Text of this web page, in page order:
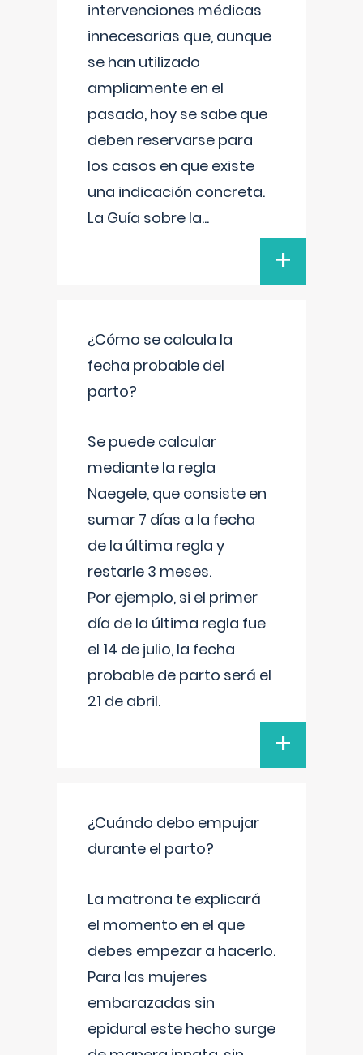
intervenciones médicas
innecesarias que, aunque
se han utilizado
ampliamente en el
pasado, hoy se sabe que
deben reservarse para
los casos en que existe
una indicación concreta.
La Guía sobre la...
+
¿Cómo se calcula la
fecha probable del
parto?
Se puede calcular
mediante la regla
Naegele, que consiste en
sumar 7 días a la fecha
de la última regla y
restarle 3 meses.
Por ejemplo, si el primer
día de la última regla fue
el 14 de julio, la fecha
probable de parto será el
21 de abril.
+
¿Cuándo debo empujar
durante el parto?
La matrona te explicará
el momento en el que
debes empezar a hacerlo.
Para las mujeres
embarazadas sin
epidural este hecho surge